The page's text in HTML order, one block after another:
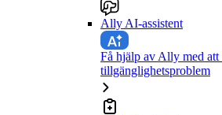
Ally AI-assistent
Få hjälp av Ally med att
tillgänglighetsproblem